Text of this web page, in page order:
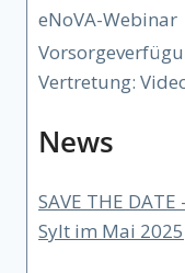
eNoVA-Webinar
Vertretung:
News
SAVE THE
Sylt im Mai 2025